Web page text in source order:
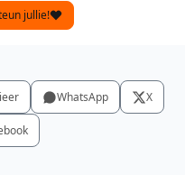
jullie!
WhatsApp X